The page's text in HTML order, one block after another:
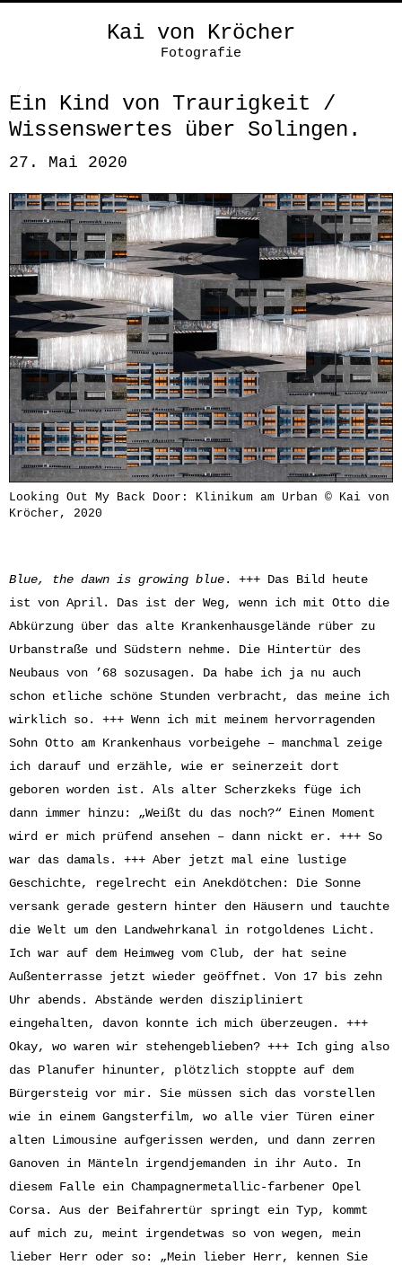
Kai von Kröcher
Fotografie
Ein Kind von Traurigkeit /
Wissenswertes über Solingen.
27. Mai 2020
Looking Out My Back Door: Klinikum am Urban © Kai von
Kröcher, 2020
Blue, the dawn is growing blue. +++ Das Bild heute
ist von April. Das ist der Weg, wenn ich mit Otto die
Abkürzung über das alte Krankenhausgelände rüber zu
Urbanstraße und Südstern nehme. Die Hintertür des
Neubaus von ’68 sozusagen. Da habe ich ja nu auch
schon etliche schöne Stunden verbracht, das meine ich
wirklich so. +++ Wenn ich mit meinem hervorragenden
Sohn Otto am Krankenhaus vorbeigehe – manchmal zeige
ich darauf und erzähle, wie er seinerzeit dort
geboren worden ist. Als alter Scherzkeks füge ich
dann immer hinzu: „Weißt du das noch?“ Einen Moment
wird er mich prüfend ansehen – dann nickt er. +++ So
war das damals. +++ Aber jetzt mal eine lustige
Geschichte, regelrecht ein Anekdötchen: Die Sonne
versank gerade gestern hinter den Häusern und tauchte
die Welt um den Landwehrkanal in rotgoldenes Licht.
Ich war auf dem Heimweg vom Club, der hat seine
Außenterrasse jetzt wieder geöffnet. Von 17 bis zehn
Uhr abends. Abstände werden diszipliniert
eingehalten, davon konnte ich mich überzeugen. +++
Okay, wo waren wir stehengeblieben? +++ Ich ging also
das Planufer hinunter, plötzlich stoppte auf dem
Bürgersteig vor mir. Sie müssen sich das vorstellen
wie in einem Gangsterfilm, wo alle vier Türen einer
alten Limousine aufgerissen werden, und dann zerren
Ganoven in Mänteln irgendjemanden in ihr Auto. In
diesem Falle ein Champagnermetallic-farbener Opel
Corsa. Aus der Beifahrertür springt ein Typ, kommt
auf mich zu, meint irgendetwas so von wegen, mein
lieber Herr oder so: „Mein lieber Herr, kennen Sie